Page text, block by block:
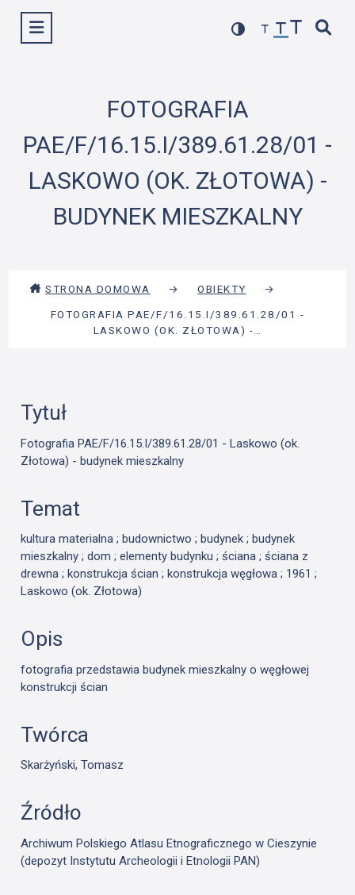
Wyświetl menu
FOTOGRAFIA
PAE/F/16.15.I/389.61.28/01 -
LASKOWO (OK. ZŁOTOWA) -
BUDYNEK MIESZKALNY
STRONA DOMOWA → OBIEKTY
→
FOTOGRAFIA PAE/F/16.15.I/389.61.28/01 -
LASKOWO (OK. ZŁOTOWA) -…
Tytuł
Fotografia PAE/F/16.15.I/389.61.28/01 - Laskowo (ok.
Złotowa) - budynek mieszkalny
Temat
kultura materialna ; budownictwo ; budynek ; budynek
mieszkalny ; dom ; elementy budynku ; ściana ; ściana z
drewna ; konstrukcja ścian ; konstrukcja węgłowa ; 1961 ;
Laskowo (ok. Złotowa)
Opis
fotografia przedstawia budynek mieszkalny o węgłowej
konstrukcji ścian
Twórca
Skarżyński, Tomasz
Źródło
Archiwum Polskiego Atlasu Etnograficznego w Cieszynie
(depozyt Instytutu Archeologii i Etnologii PAN)